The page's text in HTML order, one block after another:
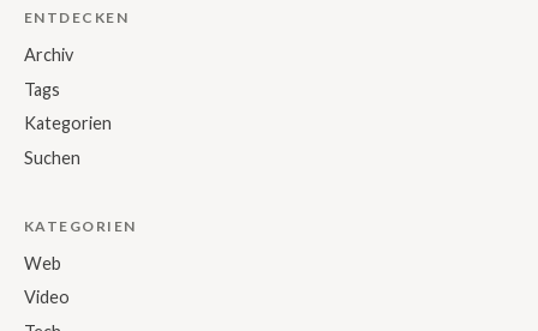
ENTDECKEN
Archiv
Tags
Kategorien
Suchen
KATEGORIEN
Web
Video